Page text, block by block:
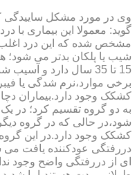
وی در مورد مشکل ساییدگی
گوید: معمولا این بیماری با
مشخص شده که این درد اغلب
شیب یا پلکان بدتر می شود؛
15 تا 35 سال دارد و
برخی موارد،نرم شدگی یا
کشکک وجود دارد.بیماران
به دو گروه تقسیم کرد؛ در
شود،در حالی که در گروه
کشکک وجود دارد.در این
دررفتگی عودکننده یافت
ای از دررفتگی واضح وجود